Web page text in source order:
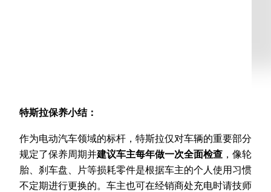
特斯拉保养小结：
作为电动汽车领域的标杆，特斯拉仅对车辆的重要部分
规定了保养周期并建议车主每年做一次全面检查 ，像轮
胎、刹车盘、片等损耗零件是根据车主的个人使用习惯
不定期进行更换的。车主也可在经销商处充电时请技师